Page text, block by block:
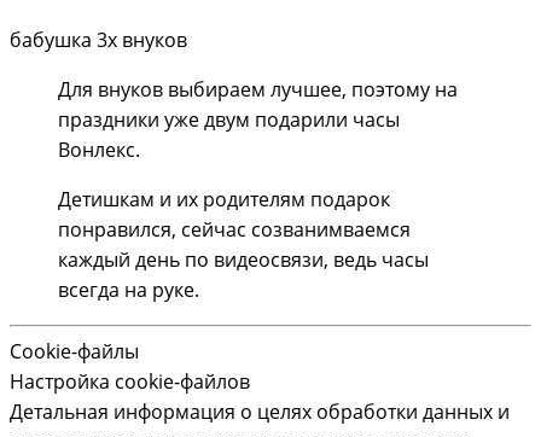
бабушка 3х внуков
Для внуков выбираем лучшее, поэтому на
праздники уже двум подарили часы
Вонлекс.
Детишкам и их родителям подарок
понравился, сейчас созванимваемся
каждый день по видеосвязи, ведь часы
всегда на руке.
Cookie-файлы
Настройка cookie-файлов
Детальная информация о целях обработки данных и